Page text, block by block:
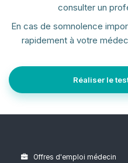
consulter un
En cas de somnolence
rapidement à votre
Réaliser le
Offres d'emploi médecin